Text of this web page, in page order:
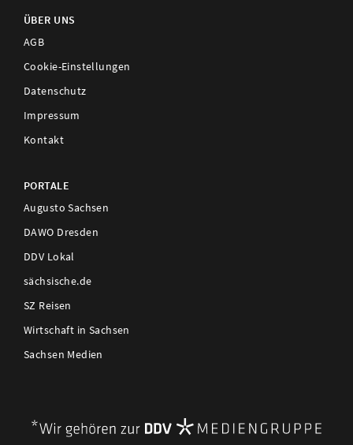
ÜBER UNS
AGB
Cookie-Einstellungen
Datenschutz
Impressum
Kontakt
PORTALE
Augusto Sachsen
DAWO Dresden
DDV Lokal
sächsische.de
SZ Reisen
Wirtschaft in Sachsen
Sachsen Medien